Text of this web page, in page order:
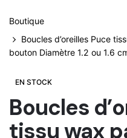
Boutique
Boucles d’oreilles Puce
bouton Diamètre 1.2 ou 1.6
EN STOCK
Boucles
tissu wax